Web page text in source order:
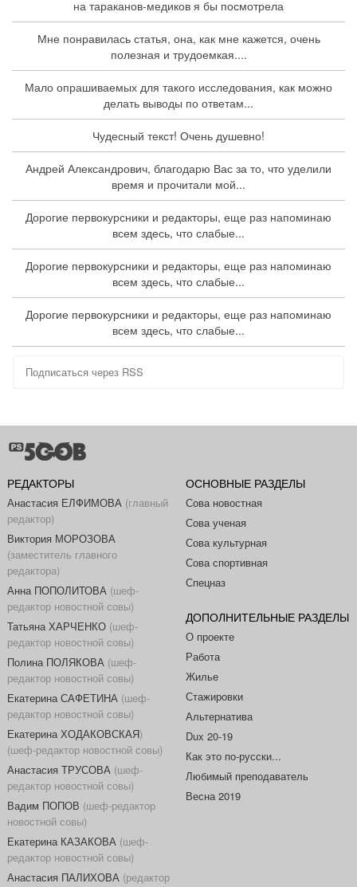
на тараканов-медиков я бы посмотрела
Мне понравилась статья, она, как мне кажется, очень
полезная и трудоемкая....
Мало опрашиваемых для такого исследования, как можно
делать выводы по ответам...
Чудесный текст! Очень душевно!
Андрей Александрович, благодарю Вас за то, что уделили
время и прочитали мой...
Дорогие первокурсники и редакторы, еще раз напоминаю
всем здесь, что слабые...
Дорогие первокурсники и редакторы, еще раз напоминаю
всем здесь, что слабые...
Дорогие первокурсники и редакторы, еще раз напоминаю
всем здесь, что слабые...
Подписаться через RSS
РЕДАКТОРЫ
Анастасия ЕЛФИМОВА(главный
редактор)
Виктория МОРОЗОВА
(заместитель главного
редактора)
Анна ПОПОЛИТОВА(шеф-
редактор новостной совы)
Татьяна ХАРЧЕНКО(шеф-
редактор новостной совы)
Полина ПОЛЯКОВА(шеф-
редактор новостной совы)
Екатерина САФЕТИНА(шеф-
редактор новостной совы)
Екатерина ХОДАКОВСКАЯ)
(шеф-редактор новостной совы)
Анастасия ТРУСОВА(шеф-
редактор новостной совы)
Вадим ПОПОВ (шеф-редактор
новостной совы)
Екатерина КАЗАКОВА(шеф-
редактор новостной совы)
Анастасия ПАЛИХОВА(редактор
ОСНОВНЫЕ РАЗДЕЛЫ
Сова новостная
Сова ученая
Сова культурная
Сова спортивная
Спецназ
ДОПОЛНИТЕЛЬНЫЕ РАЗДЕЛЫ
О проекте
Работа
Жилье
Стажировки
Альтернатива
Dux 20-19
Как это по-русски...
Любимый преподаватель
Весна 2019